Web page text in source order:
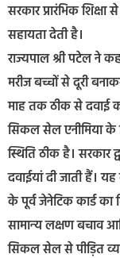
सरकार प्रारंभिक
सहायता देती है।
राज्यपाल श्री पटेल ने
मरीज बच्चों से दूरी
माह तक ठीक से दवाई
सिकल सेल एनीमिया
स्थिति ठीक है। सरकार
दवाईयां दी जाती हैं।
के पूर्व जेनेटिक कार्ड
सामान्‍य लक्षण बचाव
सिकल सेल से पीड़ित